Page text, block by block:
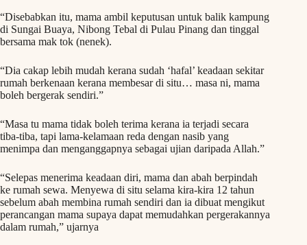
“Disebabkan itu, mama ambil keputusan untuk balik kampung
di Sungai Buaya, Nibong Tebal di Pulau Pinang dan tinggal
bersama mak tok (nenek).
“Dia cakap lebih mudah kerana sudah ‘hafal’ keadaan sekitar
rumah berkenaan kerana membesar di situ… masa ni, mama
boleh bergerak sendiri.”
“Masa tu mama tidak boleh terima kerana ia terjadi secara
tiba-tiba, tapi lama-kelamaan reda dengan nasib yang
menimpa dan menganggapnya sebagai ujian daripada Allah.”
“Selepas menerima keadaan diri, mama dan abah berpindah
ke rumah sewa. Menyewa di situ selama kira-kira 12 tahun
sebelum abah membina rumah sendiri dan ia dibuat mengikut
perancangan mama supaya dapat memudahkan pergerakannya
dalam rumah,” ujarnya